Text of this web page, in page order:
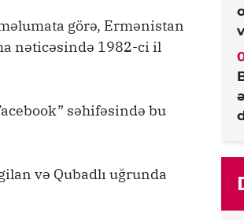
görə, Ermənistan
nəticəsində 1982-ci il
səhifəsində bu
və Qubadlı uğrunda